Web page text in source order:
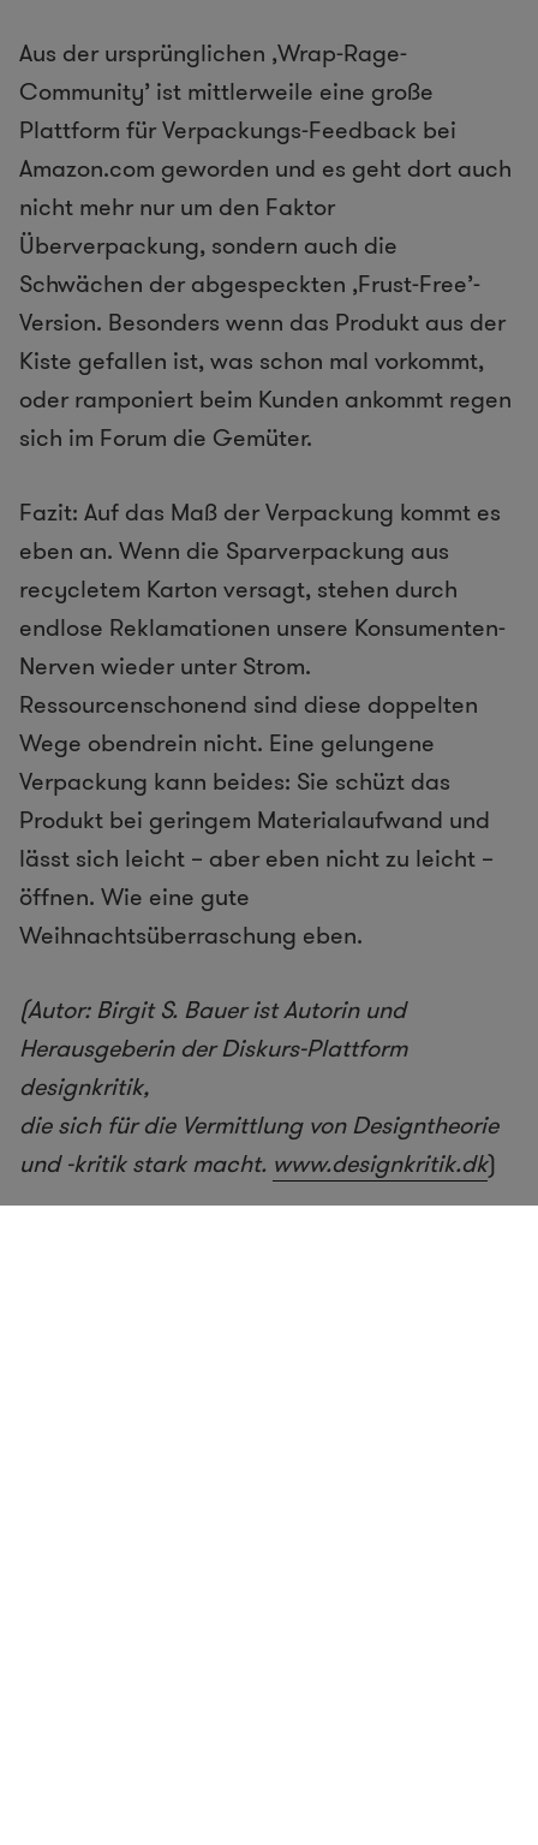
Aus der ursprünglichen ‚Wrap-Rage-
Community’ ist mittlerweile eine große
Plattform für Verpackungs-Feedback bei
Amazon.com geworden und es geht dort auch
nicht mehr nur um den Faktor
Überverpackung, sondern auch die
Schwächen der abgespeckten ‚Frust-Free’-
Version. Besonders wenn das Produkt aus der
Kiste gefallen ist, was schon mal vorkommt,
oder ramponiert beim Kunden ankommt regen
sich im Forum die Gemüter.
Fazit: Auf das Maß der Verpackung kommt es
eben an. Wenn die Sparverpackung aus
recycletem Karton versagt, stehen durch
endlose Reklamationen unsere Konsumenten-
Nerven wieder unter Strom.
Ressourcenschonend sind diese doppelten
Wege obendrein nicht. Eine gelungene
Verpackung kann beides: Sie schüzt das
Produkt bei geringem Materialaufwand und
lässt sich leicht – aber eben nicht zu leicht –
öffnen. Wie eine gute
Weihnachtsüberraschung eben.
(Autor: Birgit S. Bauer ist Autorin und
Herausgeberin der Diskurs-Plattform
designkritik,
die sich für die Vermittlung von Designtheorie
und -kritik stark macht. www.designkritik.dk)